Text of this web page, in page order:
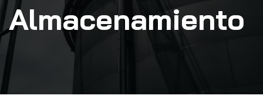
Almacenamiento